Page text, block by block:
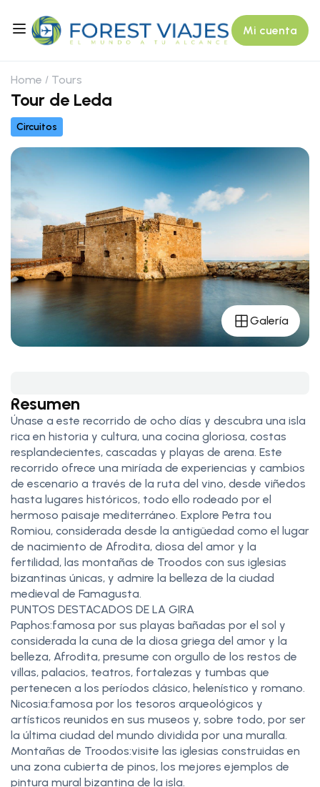
Mi cuenta
Home Tours
Tour de Leda
Circuitos
Galería
Resumen
Únase a este recorrido de ocho días y descubra una isla
rica en historia y cultura, una cocina gloriosa, costas
resplandecientes, cascadas y playas de arena. Este
recorrido ofrece una miríada de experiencias y cambios
de escenario a través de la ruta del vino, desde viñedos
hasta lugares históricos, todo ello rodeado por el
hermoso paisaje mediterráneo. Explore Petra tou
Romiou, considerada desde la antigüedad como el lugar
de nacimiento de Afrodita, diosa del amor y la
fertilidad, las montañas de Troodos con sus iglesias
bizantinas únicas, y admire la belleza de la ciudad
medieval de Famagusta.
PUNTOS DESTACADOS DE LA GIRA
Paphos:famosa por sus playas bañadas por el sol y
considerada la cuna de la diosa griega del amor y la
belleza, Afrodita, presume con orgullo de los restos de
villas, palacios, teatros, fortalezas y tumbas que
pertenecen a los períodos clásico, helenístico y romano.
Nicosia:famosa por los tesoros arqueológicos y
artísticos reunidos en sus museos y, sobre todo, por ser
la última ciudad del mundo dividida por una muralla.
Montañas de Troodos:visite las iglesias construidas en
una zona cubierta de pinos, los mejores ejemplos de
pintura mural bizantina de la isla.